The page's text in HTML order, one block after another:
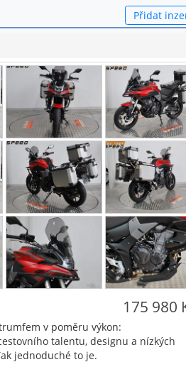
Přidat
175 980
v poměru výkon:
talentu, designu a nízkých
jednoduché to je.